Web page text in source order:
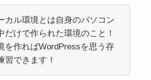
カル環境とは自身のパソコン
だけで作られた環境のこと！
を作ればWordPressを思う存
習できます！